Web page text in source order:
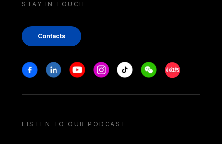
STAY IN TOUCH
Contacts
Stay in touch
FacebookLinkedinYoutubeInstagram
Tiktok WeechatXiaohongshu/
LISTEN TO OUR PODCAST